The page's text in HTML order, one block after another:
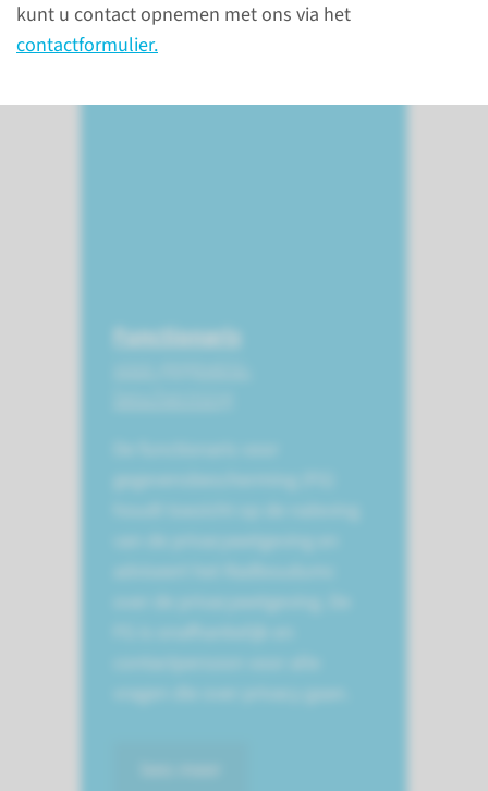
kunt u contact opnemen met ons via het
contactformulier.
lees meer
Functionaris